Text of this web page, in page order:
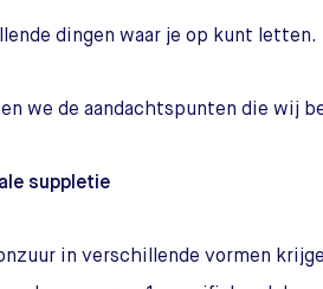
dingen waar je op kunt letten.
we de aandachtspunten die wij
suppletie
in verschillende vormen